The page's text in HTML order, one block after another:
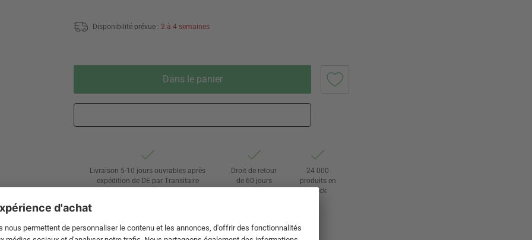
Disponibilité prévue : 2 à 4 semaines
Dans le panier
Livraison 5-10 jours ouvrables après
expédition de DE par Transitaire
Droit de retour
de 60 jours
24 000
produits en
stock